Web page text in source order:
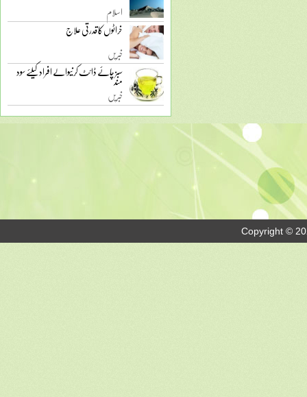
اسلام
خراٹوں کا قدرتی علاج
خبریں
سبز چائے ڈائٹ کرنیوالے افراد کیلئے سود
مند
خبریں
Copyright ©